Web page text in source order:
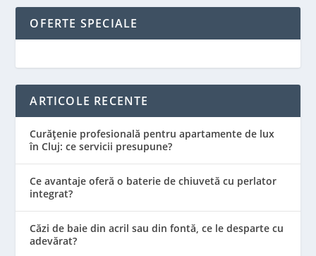
OFERTE SPECIALE
ARTICOLE RECENTE
Curățenie profesională pentru apartamente de lux
în Cluj: ce servicii presupune?
Ce avantaje oferă o baterie de chiuvetă cu perlator
integrat?
Căzi de baie din acril sau din fontă, ce le desparte cu
adevărat?